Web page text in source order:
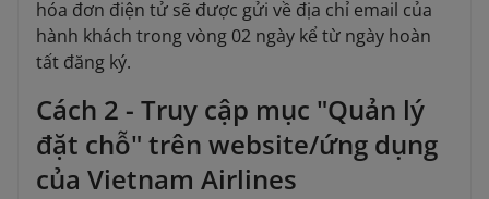
hóa đơn điện tử sẽ được gửi về địa chỉ email của
hành khách trong vòng 02 ngày kể từ ngày hoàn
tất đăng ký.
Cách 2 - Truy cập mục "Quản lý
đặt chỗ" trên website/ứng dụng
của Vietnam Airlines